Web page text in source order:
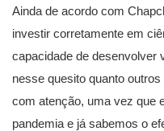
Ainda de acordo com
investir corretamente em
capacidade de desenvolver
nesse quesito quanto
com atenção, uma vez que
pandemia e já sabemos o